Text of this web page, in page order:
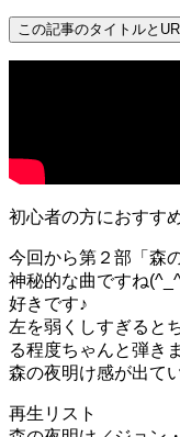
この記事のタイトルと
初心者の方におすす
今回から第２部「森
神秘的な曲ですね
好きです♪
左を弱くしすぎると
る程度ちゃんと弾き
森の夜明け感が出て
再生リスト